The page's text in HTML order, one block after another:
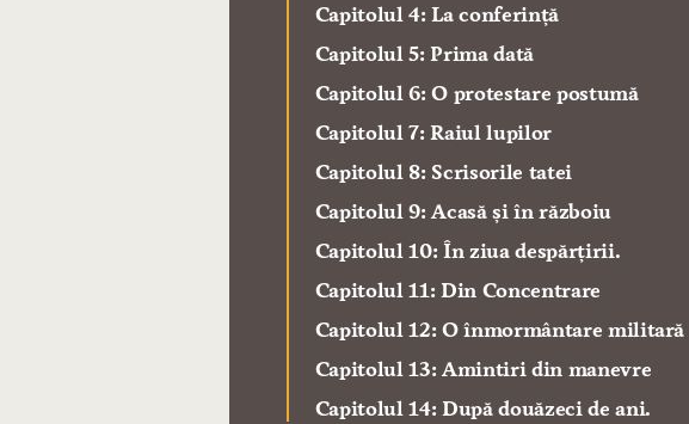
Capitolul 4: La conferință
Capitolul 5: Prima dată
Capitolul 6: O protestare postumă
Capitolul 7: Raiul lupilor
Capitolul 8: Scrisorile tatei
Capitolul 9: Acasă și în războiu
Capitolul 10: În ziua despărțirii.
Capitolul 11: Din Concentrare
Capitolul 12: O înmormântare militară
Capitolul 13: Amintiri din manevre
Capitolul 14: După douăzeci de ani.